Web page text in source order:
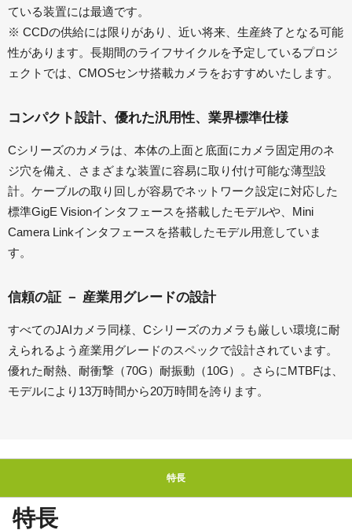
ている装置には最適です。
※ CCDの供給には限りがあり、近い将来、生産終了となる可能
性があります。長期間のライフサイクルを予定しているプロジ
ェクトでは、CMOSセンサ搭載カメラをおすすめいたします。
コンパクト設計、優れた汎用性、業界標準仕様
Cシリーズのカメラは、本体の上面と底面にカメラ固定用のネ
ジ穴を備え、さまざまな装置に容易に取り付け可能な薄型設
計。ケーブルの取り回しが容易でネットワーク設定に対応した
標準GigE Visionインタフェースを搭載したモデルや、Mini
Camera Linkインタフェースを搭載したモデル用意していま
す。
信頼の証 － 産業用グレードの設計
すべてのJAIカメラ同様、Cシリーズのカメラも厳しい環境に耐
えられるよう産業用グレードのスペックで設計されています。
優れた耐熱、耐衝撃（70G）耐振動（10G）。さらにMTBFは、
モデルにより13万時間から20万時間を誇ります。
特長
特長